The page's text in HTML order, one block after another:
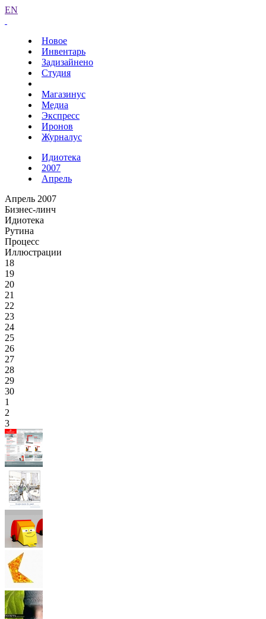
EN
Новое
Инвентарь
Задизайнено
Студия
Магазинус
Медиа
Экспресс
Иронов
Журналус
Идиотека
2007
Апрель
Апрель 2007
Бизнес-линч
Идиотека
Рутина
Процесс
Иллюстрации
18
19
20
21
22
23
24
25
26
27
28
29
30
1
2
3